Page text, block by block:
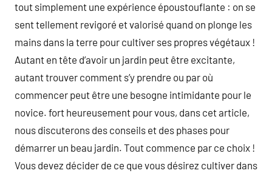
tout simplement une expérience époustouflante : on se
sent tellement revigoré et valorisé quand on plonge les
mains dans la terre pour cultiver ses propres végétaux !
Autant en tête d’avoir un jardin peut être excitante,
autant trouver comment s’y prendre ou par où
commencer peut être une besogne intimidante pour le
novice. fort heureusement pour vous, dans cet article,
nous discuterons des conseils et des phases pour
démarrer un beau jardin. Tout commence par ce choix !
Vous devez décider de ce que vous désirez cultiver dans